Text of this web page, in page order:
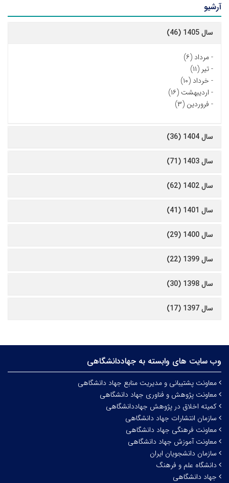
آرشیو
سال 1405 (46)
-مرداد (۶)
-تیر (۱۱)
- خرداد (۱۰)
- اردیبهشت (۱۶)
- فروردین (۳)
سال 1404 (36)
سال 1403 (71)
سال 1402 (62)
سال 1401 (41)
سال 1400 (29)
سال 1399 (22)
سال 1398 (30)
سال 1397 (17)
وب سایت های وابسته به جهاددانشگاهی
معاونت پشتیبانی و مدیریت منابع جهاد دانشگاهی
معاونت پژوهش و فناوری جهاد دانشگاهی
کمیته اخلاق در پژوهش جهاددانشگاهی
سازمان انتشارات جهاد دانشگاهی
معاونت فرهنگی جهاد دانشگاهی
معاونت آموزش جهاد دانشگاهی
سازمان دانشجویان ایران
دانشگاه علم و فرهنگ
جهاد دانشگاهی